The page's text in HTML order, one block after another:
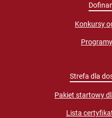
Konkursy
Strefa dla
Pakiet startowy
Lista